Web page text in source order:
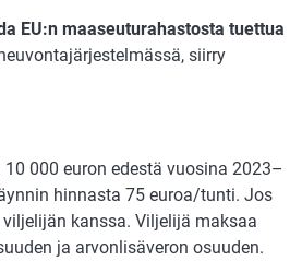
EU:n maaseuturahastosta tuettua
siirry
000 euron edestä vuosina 2023–
hinnasta 75 euroa/tunti. Jos
kanssa. Viljelijä maksaa
ja arvonlisäveron osuuden.